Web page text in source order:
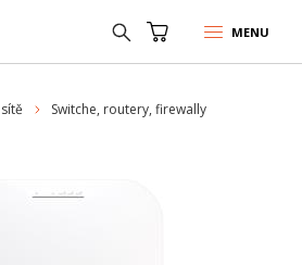
MENU
Switche, routery, firewally